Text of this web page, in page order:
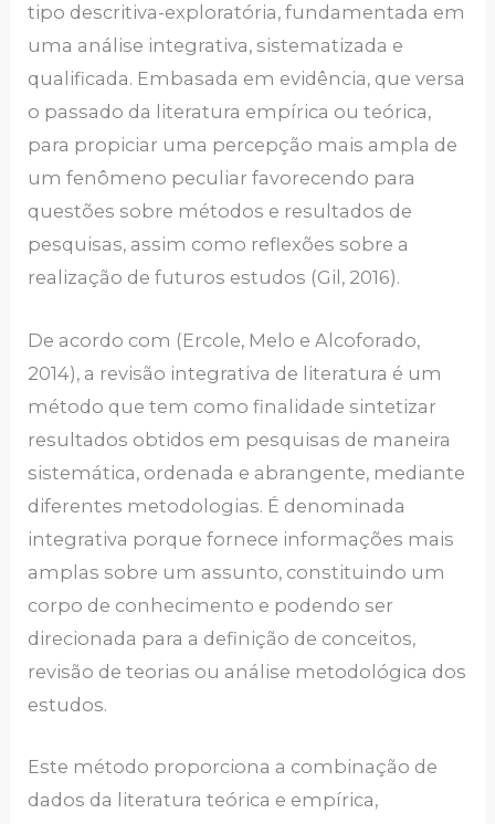
tipo descritiva-exploratória, fundamentada em
uma análise integrativa, sistematizada e
qualificada. Embasada em evidência, que versa
o passado da literatura empírica ou teórica,
para propiciar uma percepção mais ampla de
um fenômeno peculiar favorecendo para
questões sobre métodos e resultados de
pesquisas, assim como reflexões sobre a
realização de futuros estudos (Gil, 2016).
De acordo com (Ercole, Melo e Alcoforado,
2014), a revisão integrativa de literatura é um
método que tem como finalidade sintetizar
resultados obtidos em pesquisas de maneira
sistemática, ordenada e abrangente, mediante
diferentes metodologias. É denominada
integrativa porque fornece informações mais
amplas sobre um assunto, constituindo um
corpo de conhecimento e podendo ser
direcionada para a definição de conceitos,
revisão de teorias ou análise metodológica dos
estudos.
Este método proporciona a combinação de
dados da literatura teórica e empírica,